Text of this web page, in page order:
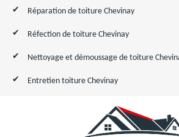
Réparation de toiture Chevinay
Réfection de toiture Chevinay
Nettoyage et démoussage de toiture
Entretien toiture Chevinay